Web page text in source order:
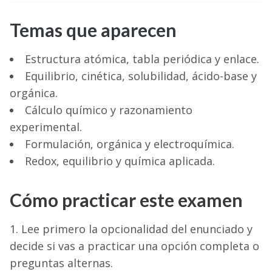
Temas que aparecen
Estructura atómica, tabla periódica y enlace.
Equilibrio, cinética, solubilidad, ácido-base y
orgánica.
Cálculo químico y razonamiento
experimental.
Formulación, orgánica y electroquímica.
Redox, equilibrio y química aplicada.
Cómo practicar este examen
Lee primero la opcionalidad del enunciado y
decide si vas a practicar una opción completa o
preguntas alternas.